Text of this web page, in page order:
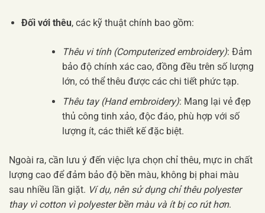
Đối với thêu, các kỹ thuật chính bao gồm:
Thêu vi tính (Computerized embroidery): Đảm
bảo độ chính xác cao, đồng đều trên số lượng
lớn, có thể thêu được các chi tiết phức tạp.
Thêu tay (Hand embroidery): Mang lại vẻ đẹp
thủ công tinh xảo, độc đáo, phù hợp với số
lượng ít, các thiết kế đặc biệt.
Ngoài ra, cần lưu ý đến việc lựa chọn chỉ thêu, mực in chất
lượng cao để đảm bảo độ bền màu, không bị phai màu
sau nhiều lần giặt. Ví dụ, nên sử dụng chỉ thêu polyester
thay vì cotton vì polyester bền màu và ít bị co rút hơn.